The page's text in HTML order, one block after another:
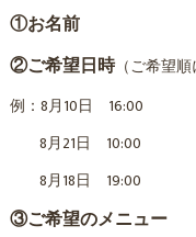
①お名前
②ご希望日時（ご希望順
例：8月10日 16:00
8月21日 10:00
8月18日 19:00
③ご希望のメニュー